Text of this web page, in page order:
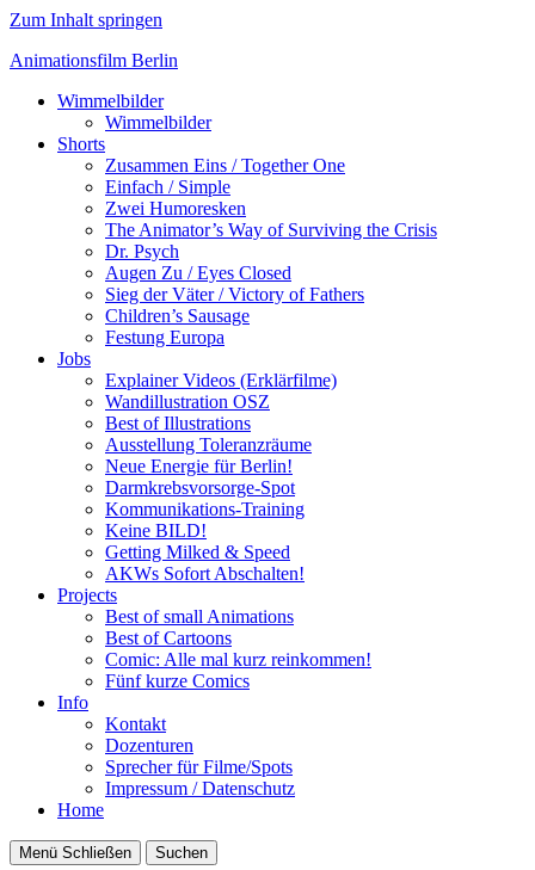
Zum Inhalt springen
Animationsfilm Berlin
Wimmelbilder
Wimmelbilder
Shorts
Zusammen Eins / Together One
Einfach / Simple
Zwei Humoresken
The Animator’s Way of Surviving the Crisis
Dr. Psych
Augen Zu / Eyes Closed
Sieg der Väter / Victory of Fathers
Children’s Sausage
Festung Europa
Jobs
Explainer Videos (Erklärfilme)
Wandillustration OSZ
Best of Illustrations
Ausstellung Toleranzräume
Neue Energie für Berlin!
Darmkrebsvorsorge-Spot
Kommunikations-Training
Keine BILD!
Getting Milked & Speed
AKWs Sofort Abschalten!
Projects
Best of small Animations
Best of Cartoons
Comic: Alle mal kurz reinkommen!
Fünf kurze Comics
Info
Kontakt
Dozenturen
Sprecher für Filme/Spots
Impressum / Datenschutz
Home
Menü Schließen Suchen